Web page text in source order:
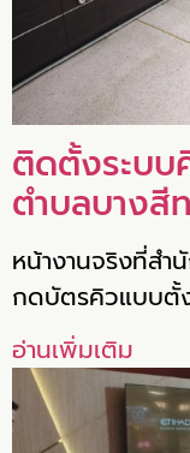
ติดตั้งระบ
ตำบลบาง
หน้างานจริงที่สำ
กดบัตรคิวแบบ
อ่านเพิ่มเติม